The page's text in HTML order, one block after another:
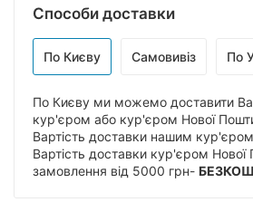
Способи доставки
По Києву Самовивіз По
По Києву ми можемо доставити
кур'єром або кур'єром Нової
Вартість доставки нашим
Вартість доставки кур'єром Нової
замовлення від 5000 грн-